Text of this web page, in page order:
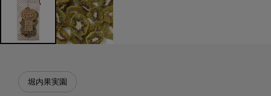
堀内果実園